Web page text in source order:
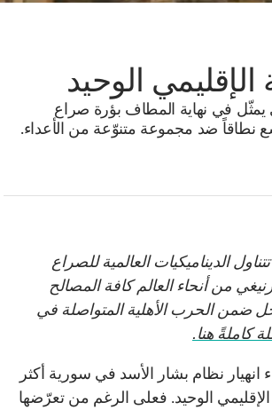
الوحيد
يمثّل في نهاية المطاف بؤرة صراع
نطاقاً ضد مجموعة متنوّعة من الأعداء.
الديناميكيات العالمية للصراع
من أنحاء العالم كافة المصالح
ضمن الحرب الأهلية المتواصلة في
كاملةً هنا.
نظام بشار الأسد في سورية أكثر
الوحيد. فعلى الرغم من تعرّضها